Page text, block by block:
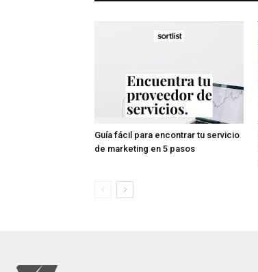
Guía fácil para encontrar tu servicio
de marketing en 5 pasos